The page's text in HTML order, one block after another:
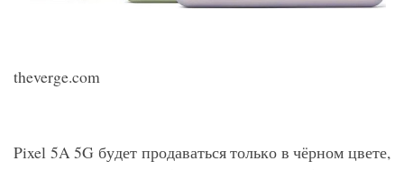
theverge.com
Pixel 5A 5G будет продаваться только в чёрном цвете,